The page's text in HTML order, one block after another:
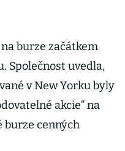
burze začátkem
Společnost uvedla,
v New Yorku byly
akcie“ na
burze cenných